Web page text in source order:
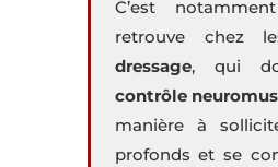
C’est
retrouve chez
dressage, qui
contrôle
manière à
profonds et se